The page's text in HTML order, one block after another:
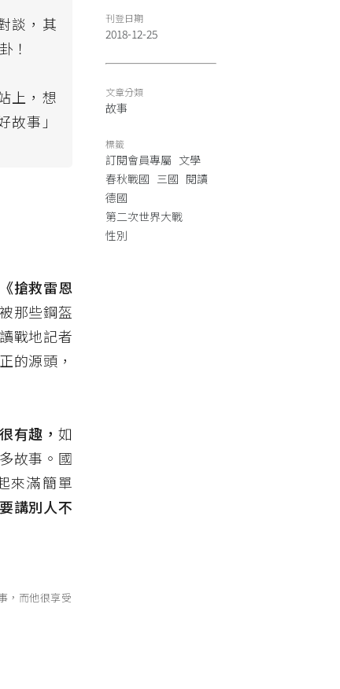
談，其
！
上，想
事」
搶救雷恩
那些鋼盔
戰地記者
的源頭，
有趣， 如
故事。國
來滿簡單
講別人不
，而他很享受
刊登日期
2018-12-25
文章分類
故事
標籤
訂閱會員專屬 文學
春秋戰國 三國 閱讀
德國
第二次世界大戰
性別